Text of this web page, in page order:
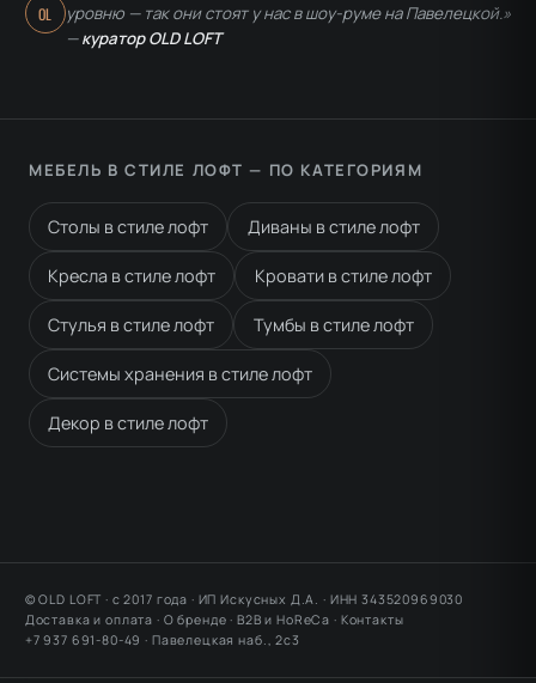
OL
уровню — так они стоят у нас в шоу-руме на Павелецкой.»
—куратор OLD LOFT
МЕБЕЛЬ В СТИЛЕ ЛОФТ — ПО КАТЕГОРИЯМ
Столы в стиле лофт Диваны в стиле лофт
Кресла в стиле лофт Кровати в стиле лофт
Стулья в стиле лофт Тумбы в стиле лофт
Системы хранения в стиле лофт
Декор в стиле лофт
© OLD LOFT · с 2017 года · ИП Искусных Д.А. · ИНН 343520969030
Доставка и оплата · О бренде ·B2B и HoReCa · Контакты
+7 937 691-80-49 · Павелецкая наб., 2с3